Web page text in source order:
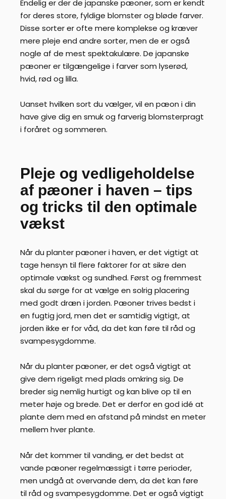
Endelig er der de japanske pæoner, som er kendt
for deres store, fyldige blomster og bløde farver.
Disse sorter er ofte mere komplekse og kræver
mere pleje end andre sorter, men de er også
nogle af de mest spektakulære. De japanske
pæoner er tilgængelige i farver som lyserød,
hvid, rød og lilla.
Uanset hvilken sort du vælger, vil en pæon i din
have give dig en smuk og farverig blomsterpragt
i foråret og sommeren.
Pleje og vedligeholdelse
af pæoner i haven – tips
og tricks til den optimale
vækst
Når du planter pæoner i haven, er det vigtigt at
tage hensyn til flere faktorer for at sikre den
optimale vækst og sundhed. Først og fremmest
skal du sørge for at vælge en solrig placering
med godt dræn i jorden. Pæoner trives bedst i
en fugtig jord, men det er samtidig vigtigt, at
jorden ikke er for våd, da det kan føre til råd og
svampesygdomme.
Når du planter pæoner, er det også vigtigt at
give dem rigeligt med plads omkring sig. De
breder sig nemlig hurtigt og kan blive op til en
meter høje og brede. Det er derfor en god idé at
plante dem med en afstand på mindst en meter
mellem hver plante.
Når det kommer til vanding, er det bedst at
vande pæoner regelmæssigt i tørre perioder,
men undgå at overvande dem, da det kan føre
til råd og svampesygdomme. Det er også vigtigt